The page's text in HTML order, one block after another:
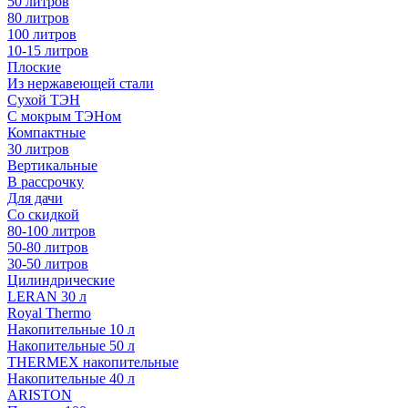
80 литров
100 литров
10-15 литров
Плоские
Из нержавеющей стали
Сухой ТЭН
С мокрым ТЭНом
Компактные
30 литров
Вертикальные
В рассрочку
Для дачи
Со скидкой
80-100 литров
50-80 литров
30-50 литров
Цилиндрические
LERAN 30 л
Royal Thermo
Накопительные 10 л
Накопительные 50 л
THERMEX накопительные
Накопительные 40 л
ARISTON